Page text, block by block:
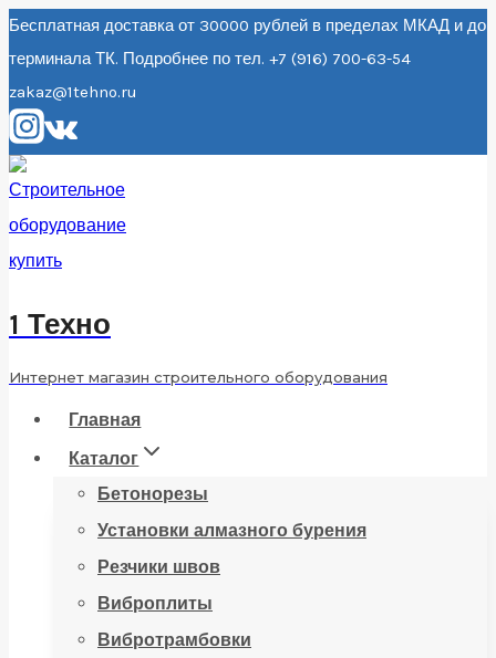
Перейти
к
содержанию
Бесплатная доставка от 30000 рублей в пределах МКАД и до
терминала ТК. Подробнее по тел. +7 (916) 700-63-54
zakaz@1tehno.ru
1 Техно
Интернет магазин строительного оборудования
Главная
Каталог
Бетонорезы
Установки алмазного бурения
Резчики швов
Виброплиты
Вибротрамбовки